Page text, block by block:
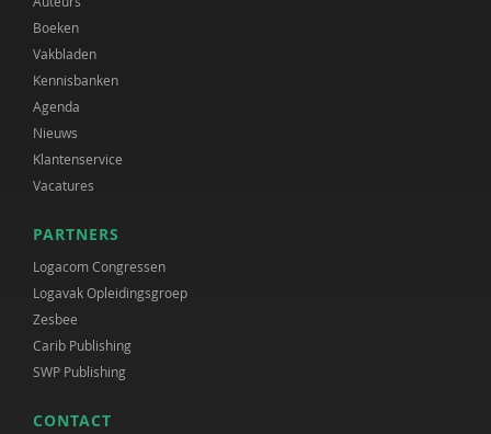
Boeken
Vakbladen
Kennisbanken
Agenda
Nieuws
Klantenservice
Vacatures
PARTNERS
Logacom Congressen
Logavak Opleidingsgroep
Zesbee
Carib Publishing
SWP Publishing
CONTACT